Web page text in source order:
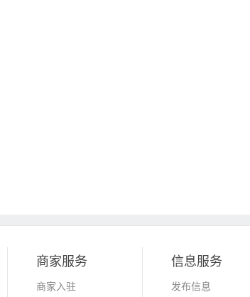
商家服务
商家入驻
信息服务
发布信息